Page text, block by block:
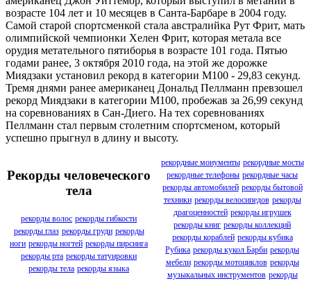
возрасте 104 лет и 10 месяцев в Санта-Барбаре в 2004 году.
Самой старой спортсменкой стала австралийка Рут Фрит, мать
олимпийской чемпионки Хелен Фрит, которая метала все
орудия метательного пятиборья в возрасте 101 года. Пятью
годами ранее, 3 октября 2010 года, на этой же дорожке
Миядзаки установил рекорд в категории M100 - 29,83 секунд.
Тремя днями ранее американец Дональд Пеллманн превзошел
рекорд Миядзаки в категории M100, пробежав за 26,99 секунд
на соревнованиях в Сан-Диего. На тех соревнованиях
Пеллманн стал первым столетним спортсменом, который
успешно прыгнул в длину и высоту.
Рекорды человеческого
тела
рекорды волос рекорды гибкости
рекорды глаз рекорды груди рекорды
ноги рекорды ногтей рекорды пирсинга
рекорды рта рекорды татуировки
рекорды тела рекорды языка
рекордные монументы рекордные мосты
рекордные телефоны рекордные часы
рекорды автомобилей рекорды бытовой
техники рекорды велосипедов рекорды
драгоценностей рекорды игрушек
рекорды книг рекорды коллекций
рекорды кораблей рекорды кубика
Рубика рекорды кукол Барби рекорды
мебели рекорды мотоциклов рекорды
музыкальных инструментов рекорды